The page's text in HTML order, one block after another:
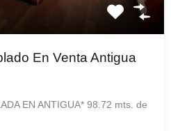
En Venta Antigua
EN ANTIGUA* 98.72 mts. de